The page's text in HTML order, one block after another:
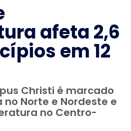
afeta 2,6
em 12
Christi é marcado
Norte e Nordeste e
no Centro-